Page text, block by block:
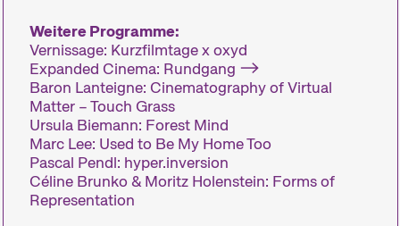
Weitere Programme:
Vernissage: Kurzfilmtage x oxyd
Expanded Cinema: Rundgang
Baron Lanteigne: Cinematography of Virtual
Matter – Touch Grass
Ursula Biemann: Forest Mind
Marc Lee: Used to Be My Home Too
Pascal Pendl: hyper.inversion
Céline Brunko & Moritz Holenstein: Forms of
Representation
Das Festival
Die Internationalen Kurzfilmtage Winterthur
Schweiz. Jeden November verwandeln wir die
Kurzfilmmetropole.
An den Kurzfilmtagen gibt es für alle etwas zu